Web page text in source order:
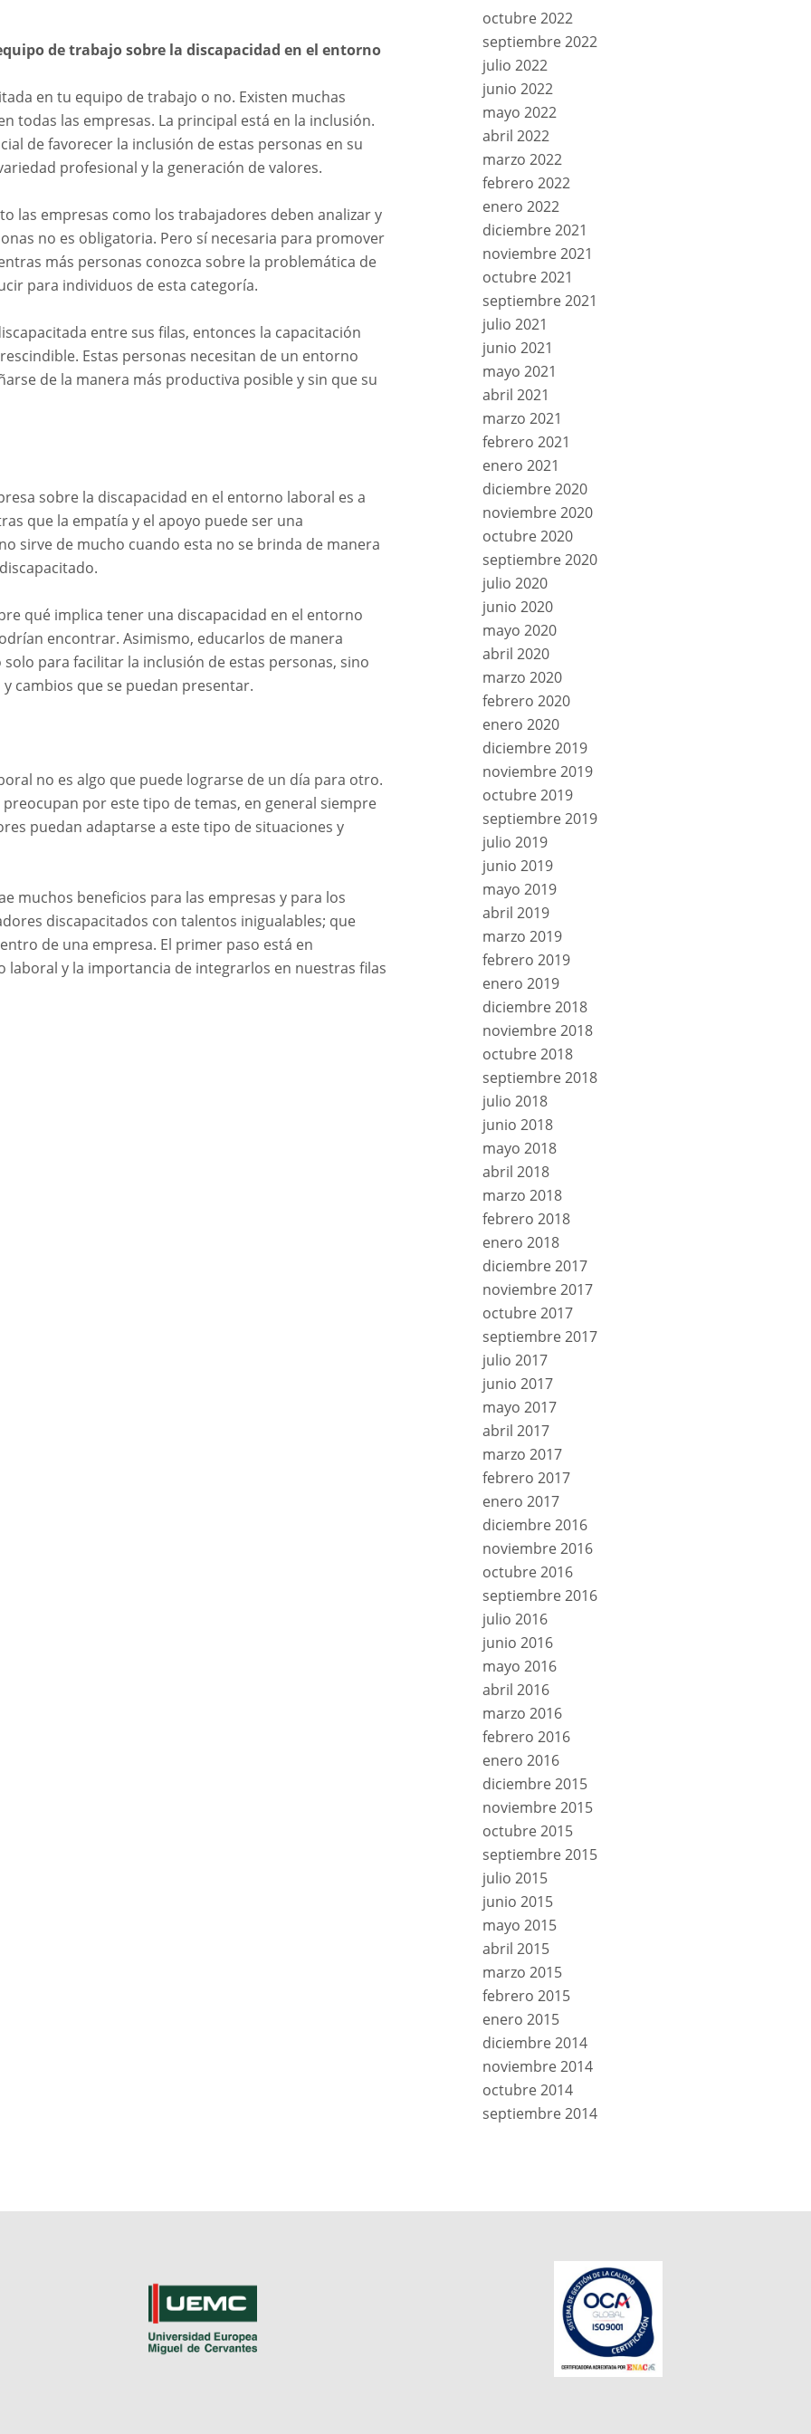
de trabajo sobre la discapacidad en el entorno
en tu equipo de trabajo o no. Existen muchas
todas las empresas. La principal está en la inclusión.
de favorecer la inclusión de estas personas en su
profesional y la generación de valores.
las empresas como los trabajadores deben analizar y
no es obligatoria. Pero sí necesaria para promover
más personas conozca sobre la problemática de
para individuos de esta categoría.
entre sus filas, entonces la capacitación
Estas personas necesitan de un entorno
de la manera más productiva posible y sin que su
sobre la discapacidad en el entorno laboral es a
que la empatía y el apoyo puede ser una
sirve de mucho cuando esta no se brinda de manera
qué implica tener una discapacidad en el entorno
encontrar. Asimismo, educarlos de manera
para facilitar la inclusión de estas personas, sino
cambios que se puedan presentar.
no es algo que puede lograrse de un día para otro.
por este tipo de temas, en general siempre
puedan adaptarse a este tipo de situaciones y
muchos beneficios para las empresas y para los
discapacitados con talentos inigualables; que
de una empresa. El primer paso está en
y la importancia de integrarlos en nuestras filas
octubre 2022
septiembre 2022
julio 2022
junio 2022
mayo 2022
abril 2022
marzo 2022
febrero 2022
enero 2022
diciembre 2021
noviembre 2021
octubre 2021
septiembre 2021
julio 2021
junio 2021
mayo 2021
abril 2021
marzo 2021
febrero 2021
enero 2021
diciembre 2020
noviembre 2020
octubre 2020
septiembre 2020
julio 2020
junio 2020
mayo 2020
abril 2020
marzo 2020
febrero 2020
enero 2020
diciembre 2019
noviembre 2019
octubre 2019
septiembre 2019
julio 2019
junio 2019
mayo 2019
abril 2019
marzo 2019
febrero 2019
enero 2019
diciembre 2018
noviembre 2018
octubre 2018
septiembre 2018
julio 2018
junio 2018
mayo 2018
abril 2018
marzo 2018
febrero 2018
enero 2018
diciembre 2017
noviembre 2017
octubre 2017
septiembre 2017
julio 2017
junio 2017
mayo 2017
abril 2017
marzo 2017
febrero 2017
enero 2017
diciembre 2016
noviembre 2016
octubre 2016
septiembre 2016
julio 2016
junio 2016
mayo 2016
abril 2016
marzo 2016
febrero 2016
enero 2016
diciembre 2015
noviembre 2015
octubre 2015
septiembre 2015
julio 2015
junio 2015
mayo 2015
abril 2015
marzo 2015
febrero 2015
enero 2015
diciembre 2014
noviembre 2014
octubre 2014
septiembre 2014